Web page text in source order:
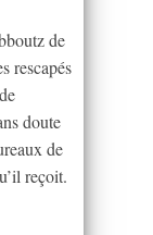
de
rescapés
doute
de
reçoit.